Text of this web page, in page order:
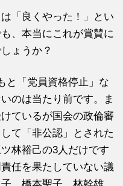
「良くやった！」とい
、本当にこれが賞賛に
ょうか？
と「党員資格停止」な
のは当たり前です。ま
ているが国会の政倫審
て「非公認」とされた
林裕己の3人だけです
任を果たしていない議